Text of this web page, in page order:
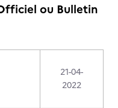
ou Bulletin
21-04-
2022